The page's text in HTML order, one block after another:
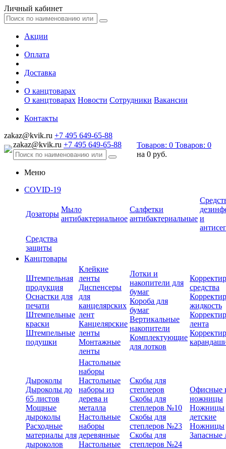
Личный кабинет
Акции
Оплата
Доставка
О канцтоварах
О канцтоварах Новости Сотрудники Вакансии
Контакты
zakaz@kvik.ru +7 495 649-65-88
zakaz@kvik.ru +7 495 649-65-88 Товаров: 0 Товаров: 0
на 0 руб.
Меню
COVID-19
Дозаторы
Мыло
антибактериальное
Салфетки
антибактериальные и
Средства
защиты
Канцтовары
Штемпельная
продукция
Оснастки для
печати
Штемпельные
краски
Штемпельные
подушки
Клейкие
ленты
Диспенсеры
для
канцелярских
лент
Канцелярские
ленты
Монтажные
ленты
Лотки и
накопители для
бумаг
Короба для
бумаг
Вертикальные
накопители
Комплектующие
для лотков
средства
жидкость
лента
Дыроколы
Дыроколы до
65 листов
Мощные
дыроколы
Расходные
материалы для
дыроколов
Настольные
наборы
Настольные
наборы из
дерева и
металла
Настольные
наборы
деревянные
Настольные
Скобы для
степлеров
Скобы для
степлеров №10
Скобы для
степлеров №23
Скобы для
степлеров №24
Офисные
ножницы
Ножницы
детские
Ножницы
Запасные